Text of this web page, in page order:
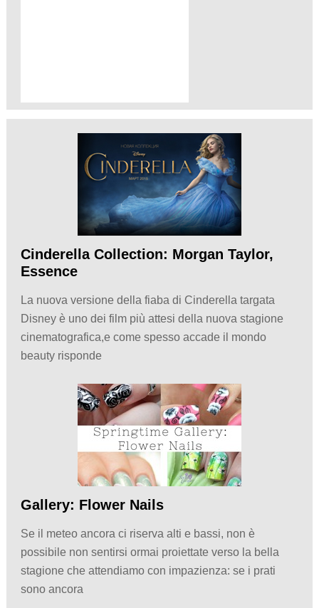
Cinderella Collection: Morgan Taylor,
Essence
La nuova versione della fiaba di Cinderella targata
Disney è uno dei film più attesi della nuova stagione
cinematografica,e come spesso accade il mondo
beauty risponde
Gallery: Flower Nails
Se il meteo ancora ci riserva alti e bassi, non è
possibile non sentirsi ormai proiettate verso la bella
stagione che attendiamo con impazienza: se i prati
sono ancora